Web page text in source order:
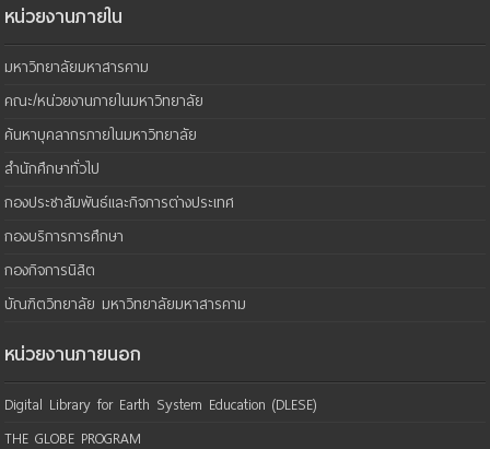
หน่วยงานภายใน
มหาวิทยาลัยมหาสารคาม
คณะ/หน่วยงานภายในมหาวิทยาลัย
ค้นหาบุคลากรภายในมหาวิทยาลัย
สำนักศึกษาทั่วไป
กองประชาสัมพันธ์และกิจการต่างประเทศ
กองบริการการศึกษา
กองกิจการนิสิต
บัณฑิตวิทยาลัย มหาวิทยาลัยมหาสารคาม
หน่วยงานภายนอก
Digital Library for Earth System Education (DLESE)
THE GLOBE PROGRAM